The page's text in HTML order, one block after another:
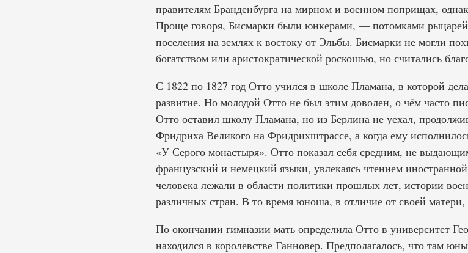
правителям Бранденбурга на мирном и военном поприщах,
Проще говоря, Бисмарки были юнкерами, — потомками рыцарей-
поселения на землях к востоку от Эльбы. Бисмарки не могли
богатством или аристократической роскошью, но считались
С 1822 по 1827 год Отто учился в школе Пламана, в которой
развитие. Но молодой Отто не был этим доволен, о чём часто
Отто оставил школу Пламана, но из Берлина не уехал,
Фридриха Великого на Фридрихштрассе, а когда ему
«У Серого монастыря». Отто показал себя средним, не
французский и немецкий языки, увлекаясь чтением
человека лежали в области политики прошлых лет, истории
различных стран. В то время юноша, в отличие от своей матери,
По окончании гимназии мать определила Отто в университет
находился в королевстве Ганновер. Предполагалось, что там